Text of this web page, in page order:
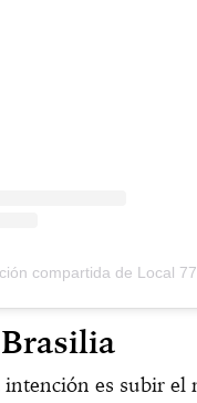
compartida de Local
es subir el